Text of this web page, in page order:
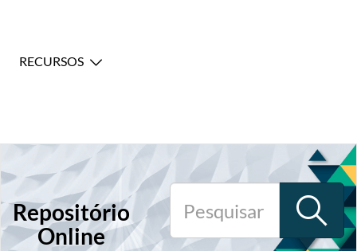
RECURSOS
Repositório
Online